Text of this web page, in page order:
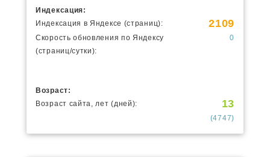
Индексация:
Индексация в Яндексе (страниц):
2109
Скорость обновления по Яндексу
(страниц/сутки):
0
Возраст:
Возраст сайта, лет (дней):
13
(4747)